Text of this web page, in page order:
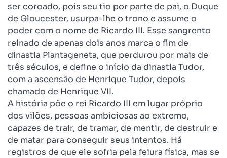
ser coroado, pois seu tio por parte de pai, o Duque
de Gloucester, usurpa-lhe o trono e assume o
poder com o nome de Ricardo III. Esse sangrento
reinado de apenas dois anos marca o fim de
dinastia Plantageneta, que perdurou por mais de
três séculos, e define o início da dinastia Tudor,
com a ascensão de Henrique Tudor, depois
chamado de Henrique VII.
A história põe o rei Ricardo III em lugar próprio
dos vilões, pessoas ambiciosas ao extremo,
capazes de trair, de tramar, de mentir, de destruir e
de matar para conseguir seus intentos. Há
registros de que ele sofria pela feiura física, mas se